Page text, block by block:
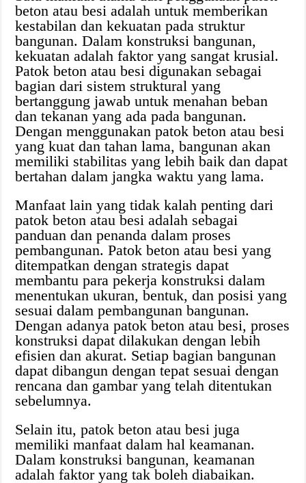
beton atau besi adalah untuk memberikan
kestabilan dan kekuatan pada struktur
bangunan. Dalam konstruksi bangunan,
kekuatan adalah faktor yang sangat krusial.
Patok beton atau besi digunakan sebagai
bagian dari sistem struktural yang
bertanggung jawab untuk menahan beban
dan tekanan yang ada pada bangunan.
Dengan menggunakan patok beton atau besi
yang kuat dan tahan lama, bangunan akan
memiliki stabilitas yang lebih baik dan dapat
bertahan dalam jangka waktu yang lama.
Manfaat lain yang tidak kalah penting dari
patok beton atau besi adalah sebagai
panduan dan penanda dalam proses
pembangunan. Patok beton atau besi yang
ditempatkan dengan strategis dapat
membantu para pekerja konstruksi dalam
menentukan ukuran, bentuk, dan posisi yang
sesuai dalam pembangunan bangunan.
Dengan adanya patok beton atau besi, proses
konstruksi dapat dilakukan dengan lebih
efisien dan akurat. Setiap bagian bangunan
dapat dibangun dengan tepat sesuai dengan
rencana dan gambar yang telah ditentukan
sebelumnya.
Selain itu, patok beton atau besi juga
memiliki manfaat dalam hal keamanan.
Dalam konstruksi bangunan, keamanan
adalah faktor yang tak boleh diabaikan.